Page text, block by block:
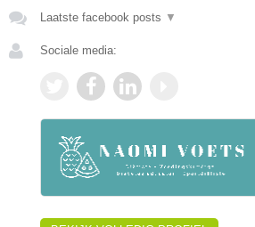
Laatste facebook posts ▼
Sociale media: